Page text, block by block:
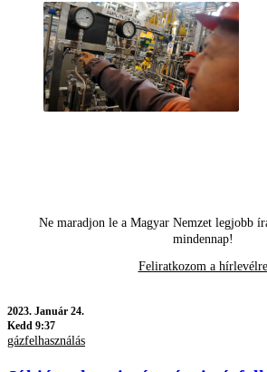
Ne maradjon le a Magyar Nemzet legjobb
mindennap!
Feliratkozom a hírlevélre
2023. Január 24.
Kedd 9:37
gázfelhasználás